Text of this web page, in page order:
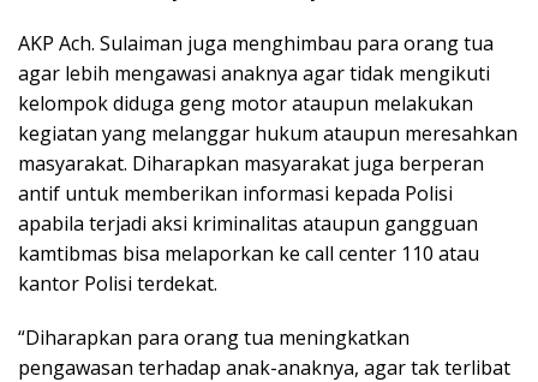
AKP Ach. Sulaiman juga menghimbau para orang tua
agar lebih mengawasi anaknya agar tidak mengikuti
kelompok diduga geng motor ataupun melakukan
kegiatan yang melanggar hukum ataupun meresahkan
masyarakat. Diharapkan masyarakat juga berperan
antif untuk memberikan informasi kepada Polisi
apabila terjadi aksi kriminalitas ataupun gangguan
kamtibmas bisa melaporkan ke call center 110 atau
kantor Polisi terdekat.
“Diharapkan para orang tua meningkatkan
pengawasan terhadap anak-anaknya, agar tak terlibat